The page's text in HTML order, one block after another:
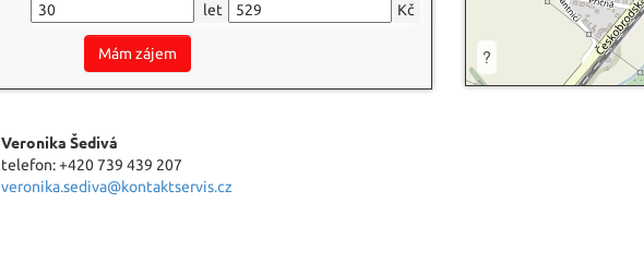
let
Kč
Mám zájem
Veronika Šedivá
telefon: +420 739 439 207
veronika.sediva@kontaktservis.cz
?